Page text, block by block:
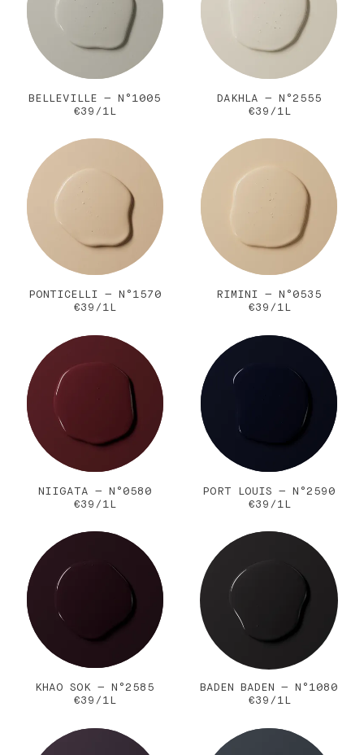
BELLEVILLE — N°1005
€39/1L
DAKHLA — N°2555
€39/1L
PONTICELLI — N°1570
€39/1L
RIMINI — N°0535
€39/1L
NIIGATA — N°0580
€39/1L
PORT LOUIS — N°2590
€39/1L
KHAO SOK — N°2585
€39/1L
BADEN BADEN — N°1080
€39/1L